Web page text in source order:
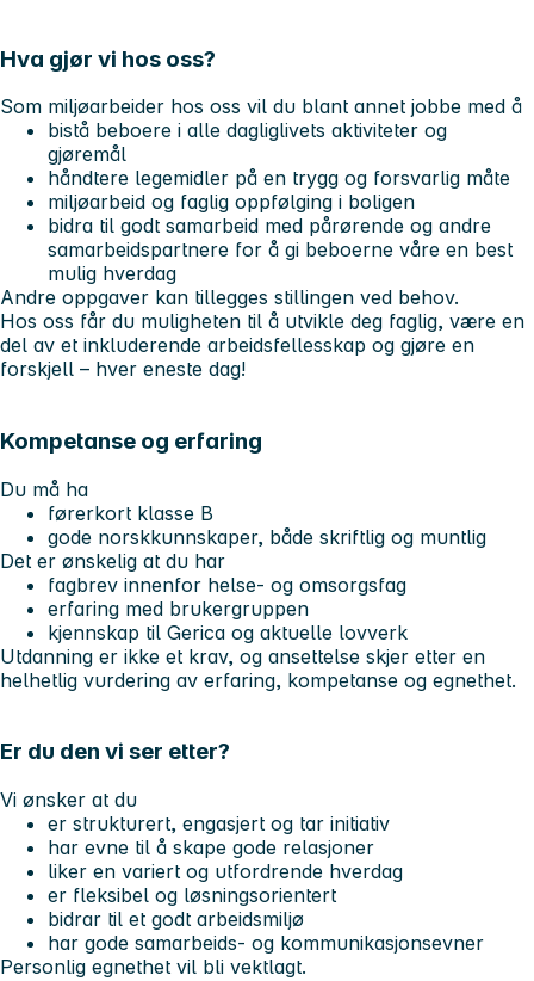
Hva gjør vi hos oss?
Som miljøarbeider hos oss vil du blant annet jobbe med å
bistå beboere i alle dagliglivets aktiviteter og
gjøremål
håndtere legemidler på en trygg og forsvarlig måte
miljøarbeid og faglig oppfølging i boligen
bidra til godt samarbeid med pårørende og andre
samarbeidspartnere for å gi beboerne våre en best
mulig hverdag
Andre oppgaver kan tillegges stillingen ved behov.
Hos oss får du muligheten til å utvikle deg faglig, være en
del av et inkluderende arbeidsfellesskap og gjøre en
forskjell – hver eneste dag!
Kompetanse og erfaring
Du må ha
førerkort klasse B
gode norskkunnskaper, både skriftlig og muntlig
Det er ønskelig at du har
fagbrev innenfor helse- og omsorgsfag
erfaring med brukergruppen
kjennskap til Gerica og aktuelle lovverk
Utdanning er ikke et krav, og ansettelse skjer etter en
helhetlig vurdering av erfaring, kompetanse og egnethet.
Er du den vi ser etter?
Vi ønsker at du
er strukturert, engasjert og tar initiativ
har evne til å skape gode relasjoner
liker en variert og utfordrende hverdag
er fleksibel og løsningsorientert
bidrar til et godt arbeidsmiljø
har gode samarbeids- og kommunikasjonsevner
Personlig egnethet vil bli vektlagt.